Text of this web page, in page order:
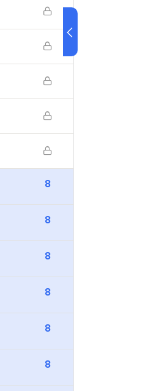
8
8
8
8
8
8